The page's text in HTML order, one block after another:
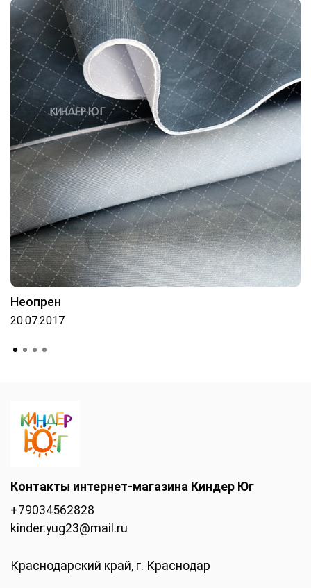
Неопрен
20.07.2017
Контакты интернет-магазина Киндер Юг
+79034562828
kinder.yug23@mail.ru
Краснодарский край, г. Краснодар